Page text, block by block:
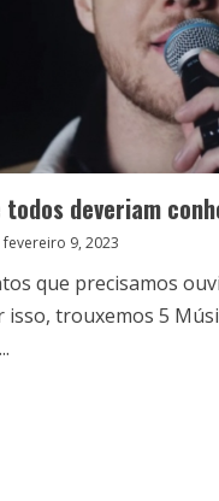
todos deveriam
fevereiro 9, 2023
que precisamos
isso, trouxemos 5